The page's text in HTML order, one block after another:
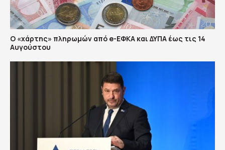
Ο «χάρτης» πληρωμών από e-ΕΦΚΑ και ΔΥΠΑ έως τις 14
Αυγούστου